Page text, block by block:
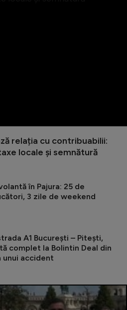
relația cu contribuabilii:
locale și semnătură
în Pajura: 25 de
3 zile de weekend
A1 București – Pitești,
complet la Bolintin Deal din
unui accident